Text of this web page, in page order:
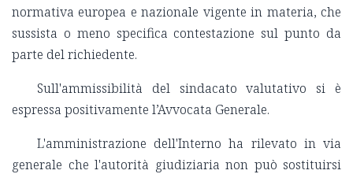
normativa europea e nazionale vigente in materia, che
sussista o meno specifica contestazione sul punto da
parte del richiedente.
Sull'ammissibilità del sindacato valutativo si è
espressa positivamente l’Avvocata Generale.
L'amministrazione dell'Interno ha rilevato in via
generale che l'autorità giudiziaria non può sostituirsi